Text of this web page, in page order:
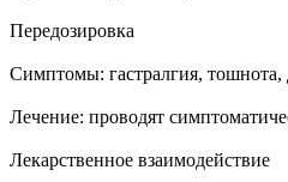
Передозировка
Симптомы: гастралгия, тошнота,
Лечение: проводят
Лекарственное взаимодействие